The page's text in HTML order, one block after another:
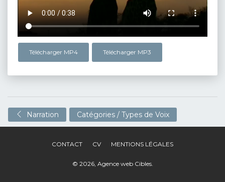
Télécharger MP4 Télécharger MP3
Narration Catégories / Types de Voix
CONTACT CV MENTIONS LÉGALES
© 2026, Agence web Cibles.